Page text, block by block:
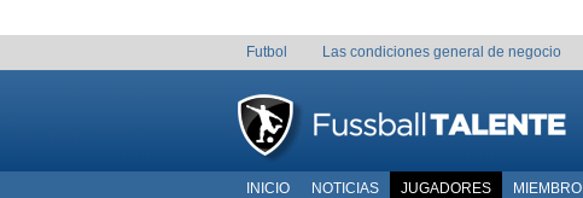
Futbol Las condiciones general de negocio
INICIO NOTICIAS JUGADORES MIEMBRO